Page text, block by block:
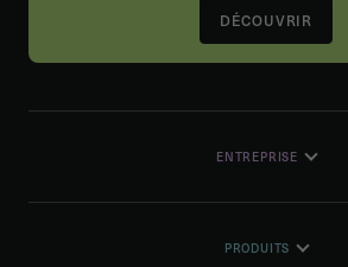
DÉCOUVRIR
ENTREPRISE
PRODUITS